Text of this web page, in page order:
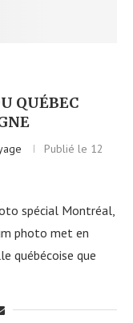
QUÉBEC
Publié le 12
spécial Montréal,
photo met en
québécoise que